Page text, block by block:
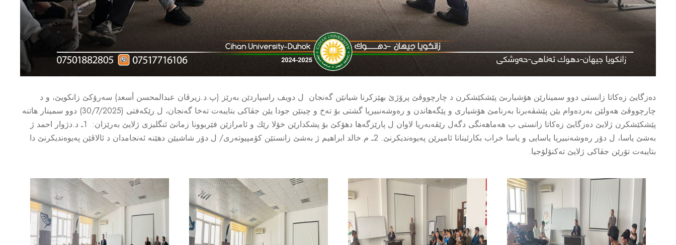
ده‌زگایێ زه‌كاتا زانستى دوو سمینارێن هۆشیارىێ پێشكێشكرن د چارچووڤێ پرۆژێ بهێزكرنا شیانێن گه‌نجان ل دویف راسپاردێن به‌رێز (پ.د.زیرڤان عبدالمحسن أسعد) سه‌رۆكێ زانكویێ، و د
چارچووڤێ هه‌ولێن به‌رده‌وام یێن پێشڤه‌برنا به‌رنامێ هۆشیارى و پێگه‌هاندن و ره‌وشه‌نبیریا گشتى بۆ ته‌خ و چینێن جودا یێن جڤاكى بتایبه‌ت ته‌خا گه‌نجان، ل رێكه‌فتى (30/7/2025) دوو سمینار هاتنه‌
پێشكێشكرن ژلایێ ده‌زگایێ زه‌كاتا زانستى ب هه‌ماهه‌نگى دگه‌ل رێڤه‌به‌ریا لاوان ل پارێزگه‌ها دهۆكێ بۆ پشكدارێن خۆلا رێك و ئامرازێن فێربوونا زمانێ ئنگلیزى ژلایێ به‌رێزان: 1ـ د.دژوار احمد ژ
به‌شێ یاسا، ل دۆر ره‌وشه‌نبیریا یاسایى و یاسا خراب بكارئینانا ئامیرێن په‌یوه‌ندیكرنێ. 2ـ م.خالد ابراهیم ژ به‌شێ زانستێن كۆمپیوته‌رى/ ل دۆر شاشیێن دهێنه‌ ئه‌نجامدان د ئالاڤێن په‌یوه‌ندیكرنێ دا
بتایبه‌ت تۆرێن جڤاكى ژلایێ ته‌كنۆلۆجیا.